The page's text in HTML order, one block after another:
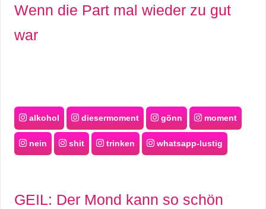
Wenn die Part mal wieder zu gut
war
alkohol diesermoment gönn moment
nein shit trinken whatsapp-lustig
GEIL: Der Mond kann so schön